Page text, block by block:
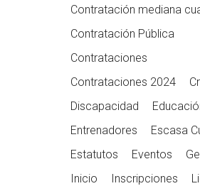
Contratación mediana
Contratación Pública
Contrataciones
Contrataciones 2024
Discapacidad
Entrenadores
Escasa
Estatutos
Eventos
Inicio
Inscripciones